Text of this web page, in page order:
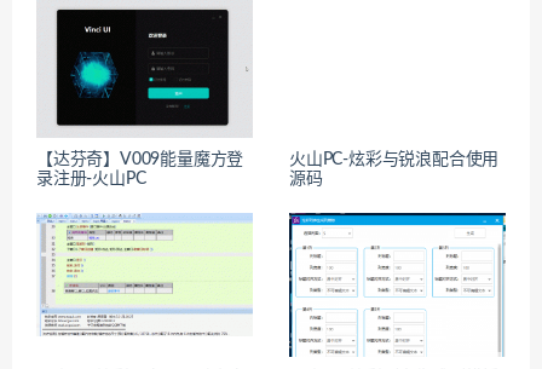
【达芬奇】V009能量魔方登
录注册-火山PC
火山PC-炫彩与锐浪配合使用
源码